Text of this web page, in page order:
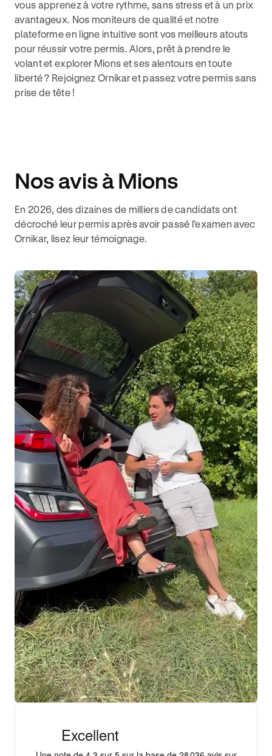
vous apprenez à votre rythme, sans stress et à un prix
avantageux. Nos moniteurs de qualité et notre
plateforme en ligne intuitive sont vos meilleurs atouts
pour réussir votre permis. Alors, prêt à prendre le
volant et explorer Mions et ses alentours en toute
liberté ? Rejoignez Ornikar et passez votre permis sans
prise de tête !
Nos avis à Mions
En 2026, des dizaines de milliers de candidats ont
décroché leur permis après avoir passé l’examen avec
Ornikar, lisez leur témoignage.